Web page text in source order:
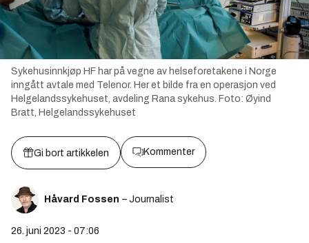
Sykehusinnkjøp HF har på vegne av helseforetakene i Norge
inngått avtale med Telenor. Her et bilde fra en operasjon ved
Helgelandssykehuset, avdeling Rana sykehus. Foto: Øyind
Bratt, Helgelandssykehuset
Gi bort artikkelen Kommenter
Håvard Fossen – Journalist
26. juni 2023 - 07:06